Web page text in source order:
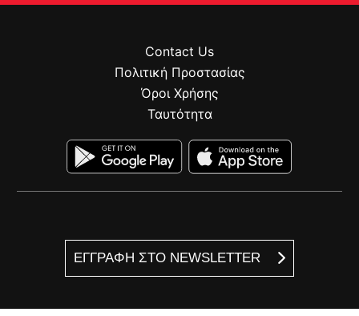
ΕΓΓΡΑΦΗ ΣΤΟ NEWSLETTER
Contact Us
Πολιτική Προστασίας
Όροι Χρήσης
Ταυτότητα